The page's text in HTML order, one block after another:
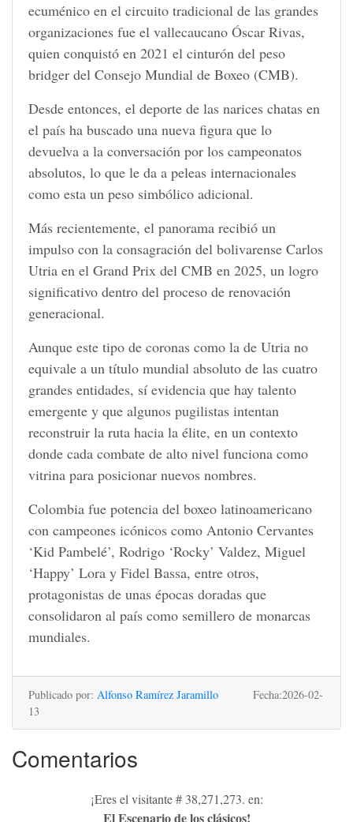
ecuménico en el circuito tradicional de las grandes
organizaciones fue el vallecaucano Óscar Rivas,
quien conquistó en 2021 el cinturón del peso
bridger del Consejo Mundial de Boxeo (CMB).
Desde entonces, el deporte de las narices chatas en
el país ha buscado una nueva figura que lo
devuelva a la conversación por los campeonatos
absolutos, lo que le da a peleas internacionales
como esta un peso simbólico adicional.
Más recientemente, el panorama recibió un
impulso con la consagración del bolivarense Carlos
Utria en el Grand Prix del CMB en 2025, un logro
significativo dentro del proceso de renovación
generacional.
Aunque este tipo de coronas como la de Utria no
equivale a un título mundial absoluto de las cuatro
grandes entidades, sí evidencia que hay talento
emergente y que algunos pugilistas intentan
reconstruir la ruta hacia la élite, en un contexto
donde cada combate de alto nivel funciona como
vitrina para posicionar nuevos nombres.
Colombia fue potencia del boxeo latinoamericano
con campeones icónicos como Antonio Cervantes
‘Kid Pambelé’, Rodrigo ‘Rocky’ Valdez, Miguel
‘Happy’ Lora y Fidel Bassa, entre otros,
protagonistas de unas épocas doradas que
consolidaron al país como semillero de monarcas
mundiales.
Publicado por: Alfonso Ramírez Jaramillo Fecha:2026-02-
13
Comentarios
¡Eres el visitante # 38,271,273. en:
El Escenario de los clásicos!